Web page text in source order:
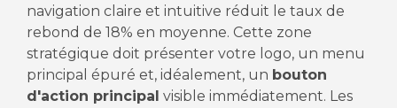
navigation claire et intuitive réduit le taux de
rebond de 18% en moyenne. Cette zone
stratégique doit présenter votre logo, un menu
principal épuré et, idéalement, un bouton
d'action principal visible immédiatement. Les